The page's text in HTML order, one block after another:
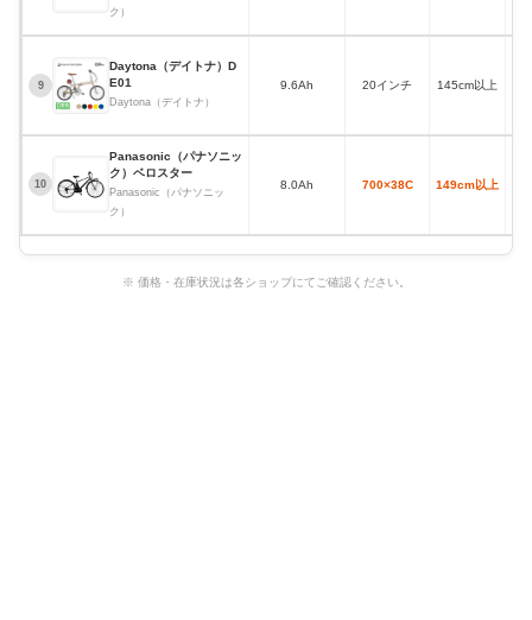
ク）
9
Daytona（デイトナ）D
E01
Daytona（デイトナ）
9.6Ah 20インチ 145cm以上
10
Panasonic（パナソニッ
ク）ベロスター
Panasonic（パナソニッ
ク）
8.0Ah 700×38C 149cm以上
※ 価格・在庫状況は各ショップにてご確認ください。